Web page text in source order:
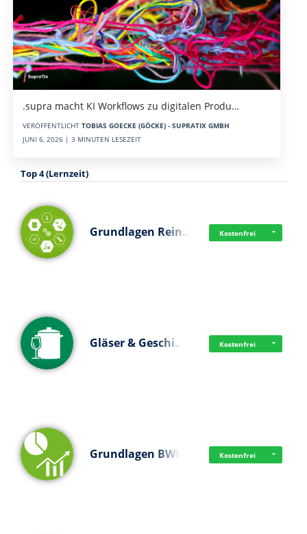
.supra macht KI Workflows zu digitalen Produ…
VERÖFFENTLICHT TOBIAS GOECKE (GÖCKE) - SUPRATIX GMBH
JUNI 6, 2026 | 3 MINUTEN LESEZEIT
Top 4 (Lernzeit)
Grundlagen Rein… Kostenfrei
Gläser & Geschi… Kostenfrei
Grundlagen BWL Kostenfrei